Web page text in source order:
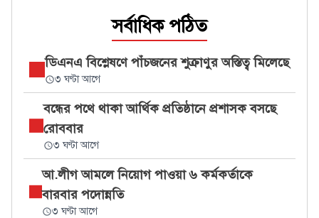
সর্বাধিক পঠিত
ডিএনএ বিশ্লেষণে পাঁচজনের শুক্রাণুর অস্তিত্ব মিলেছে
৩ ঘণ্টা আগে
বন্ধের পথে থাকা আর্থিক প্রতিষ্ঠানে প্রশাসক বসছে
রোববার
৩ ঘণ্টা আগে
আ.লীগ আমলে নিয়োগ পাওয়া ৬ কর্মকর্তাকে
বারবার পদোন্নতি
৩ ঘণ্টা আগে